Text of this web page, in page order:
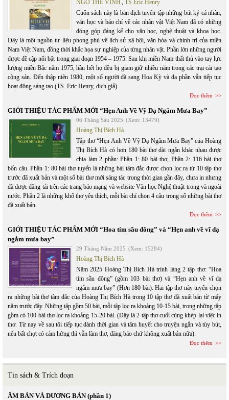
NGÔ THẾ VINH, TS Eric Henry
Cuốn sách này là bản dịch tuyển tập những bút ký cá nhân,
văn học và báo chí về các nhân vật Việt Nam đã có những
đóng góp đáng kể cho văn học, nghệ thuật và khoa học.
Đây là một nguồn tư liệu phong phú về lịch sử xã hội, văn hóa và chính trị của miền
Nam Việt Nam, đồng thời khắc họa sự nghiệp của từng nhân vật. Phần lớn những người
được đề cập nổi bật trong giai đoạn 1954 – 1975. Sau khi miền Nam thất thủ vào tay lực
lượng miền Bắc năm 1975, hầu hết họ đều bị giam giữ nhiều năm trong các trại cải tạo
cộng sản. Đến thập niên 1980, một số người đã sang Hoa Kỳ và đa phần vẫn tiếp tục
hoạt động sáng tạo.(TS. Eric Henry, dịch giả)
Đọc thêm
GIỚI THIỆU TÁC PHẨM MỚI “Hẹn Anh Về Vỹ Dạ Ngắm Mưa Bay”
06 Tháng Sáu 2025 (Xem: 13479)
Hoàng Thị Bích Hà
Tập thơ “Hẹn Anh Về Vỹ Dạ Ngắm Mưa Bay” của Hoàng
Thị Bích Hà có hơn 180 bài thơ dài ngắn khác nhau được
chia làm 2 phần: Phần 1: 80 bài thơ, Phần 2: 116 bài thơ
bốn câu. Phần 1: 80 bài thơ tuyển là những bài tâm đắc được chọn lọc ra từ 10 tập thơ
trước đã xuất bản và một số bài thơ mới sáng tác trong thời gian gần đây, chưa in nhưng
đã được đăng tải trên các trang báo mạng và website Văn học Nghệ thuật trong và ngoài
nước. Phần 2 là những khổ thơ yêu thích, mỗi bài chỉ chon 4 câu trong số những bài thơ
đã xuất bản.
Đọc thêm
GIỚI THIỆU TÁC PHẨM MỚI “Hoa tím sầu đông” và “Hẹn anh về vĩ dạ
ngắm mưa bay”
29 Tháng Năm 2025 (Xem: 15284)
Hoàng Thị Bích Hà
Năm 2025 Hoàng Thị Bích Hà trình làng 2 tập thơ: “Hoa
tím sầu đông” (gồm 103 bài thơ) và “Hẹn anh về vĩ dạ
ngắm mưa bay” (Hơn 180 bài). Hai tập thơ này tuyển chọn
ra những bài thơ tâm đắc của Hoàng Thị Bích Hà trong 10 tập thơ đã xuất bản từ mấy
năm trước đây. Những tập gồm 50 bài, mỗi tập lọc ra khoảng 10-15 bài, trong những tập
gồm có 100 bài thơ lọc ra khoảng 15-20 bài. (Đây là 2 tập thơ cuối cùng khép lại việc in
thơ. Từ nay về sau tôi tiếp tục dành thời gian và tâm huyết cho truyện ngắn và tùy bút,
nếu bất chợt có cảm hứng thì vẫn làm thơ, đăng báo chứ không xuất bản nữa).
Đọc thêm
Tin sách & Trích đoạn
ÂM BẢN VÀ DƯƠNG BẢN (phần 1)